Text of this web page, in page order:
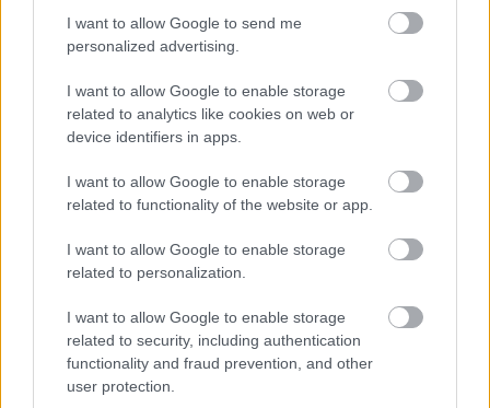
I want to allow Google to send me
personalized advertising.
I want to allow Google to enable storage
related to analytics like cookies on web or
device identifiers in apps.
I want to allow Google to enable storage
related to functionality of the website or app.
I want to allow Google to enable storage
related to personalization.
I want to allow Google to enable storage
related to security, including authentication
functionality and fraud prevention, and other
user protection.
SZTÁRHÍREK
Leonardo DiCaprio és Kate Winslet
az élő példa rá, hogy létezik férfi-női
barátság